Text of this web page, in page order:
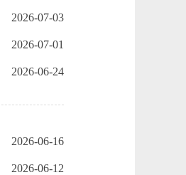
2026-07-03
2026-07-01
2026-06-24
2026-06-16
2026-06-12